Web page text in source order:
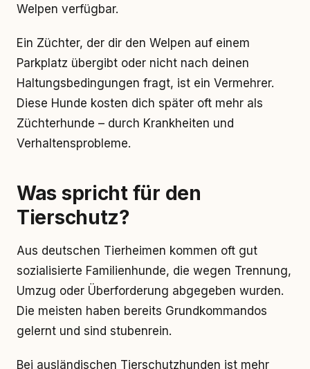
Welpen verfügbar.
Ein Züchter, der dir den Welpen auf einem
Parkplatz übergibt oder nicht nach deinen
Haltungsbedingungen fragt, ist ein Vermehrer.
Diese Hunde kosten dich später oft mehr als
Züchterhunde – durch Krankheiten und
Verhaltensprobleme.
Was spricht für den
Tierschutz?
Aus deutschen Tierheimen kommen oft gut
sozialisierte Familienhunde, die wegen Trennung,
Umzug oder Überforderung abgegeben wurden.
Die meisten haben bereits Grundkommandos
gelernt und sind stubenrein.
Bei ausländischen Tierschutzhunden ist mehr